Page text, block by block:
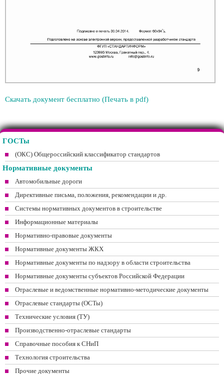
Скачать документ бесплатно (Печать в pdf)
ГОСТы
(ОКС) Общероссийский классификатор стандартов
Нормативные документы
Автомобильные дороги
Директивные письма, положения, рекомендации и др.
Системы нормативных документов в строительстве
Информационные материалы
Нормативно-правовые документы
Нормативные документы ЖКХ
Нормативные документы по надзору в области строительства
Нормативные документы субъектов Российской Федерации
Отраслевые и ведомственные нормативно-методические документы
Отраслевые стандарты (ОСТы)
Технические условия (ТУ)
Производственно-отраслевые стандарты
Справочные пособия к СНиП
Технология строительства
Прочие документы